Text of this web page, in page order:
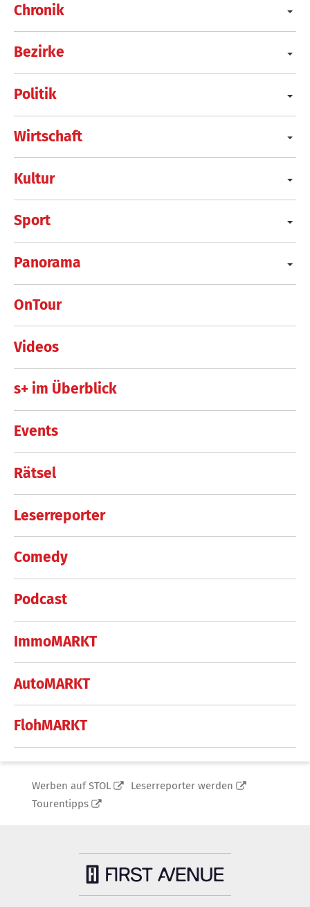
Chronik
Bezirke
Politik
Wirtschaft
Kultur
Sport
Panorama
OnTour
Videos
s+ im Überblick
Events
Rätsel
Leserreporter
Comedy
Podcast
ImmoMARKT
AutoMARKT
FlohMARKT
Werben auf STOL
Leserreporter werden
Tourentipps